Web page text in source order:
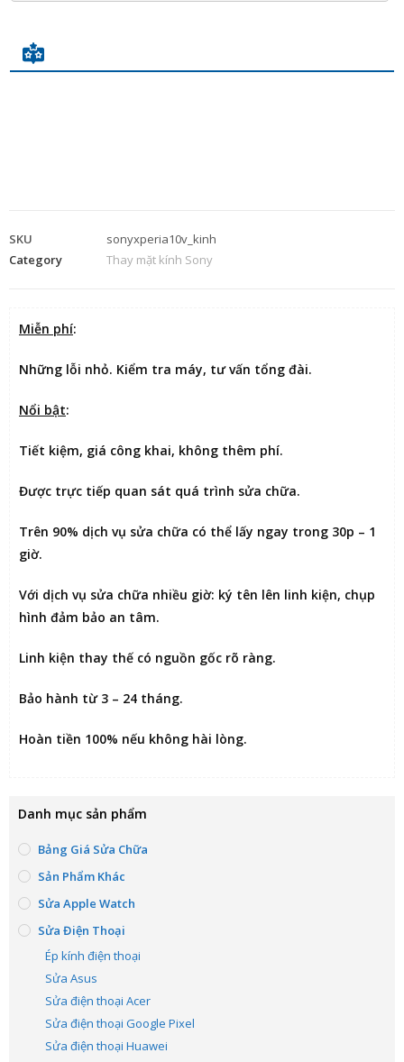
SKU
sonyxperia10v_kinh
Category
Thay mặt kính Sony
Miễn phí:
Những lỗi nhỏ. Kiểm tra máy, tư vấn tổng đài.
Nổi bật:
Tiết kiệm, giá công khai, không thêm phí.
Được trực tiếp quan sát quá trình sửa chữa.
Trên 90% dịch vụ sửa chữa có thể lấy ngay trong 30p – 1
giờ.
Với dịch vụ sửa chữa nhiều giờ: ký tên lên linh kiện, chụp
hình đảm bảo an tâm.
Linh kiện thay thế có nguồn gốc rõ ràng.
Bảo hành từ 3 – 24 tháng.
Hoàn tiền 100% nếu không hài lòng.
Danh mục sản phẩm
Bảng Giá Sửa Chữa
Sản Phẩm Khác
Sửa Apple Watch
Sửa Điện Thoại
Ép kính điện thoại
Sửa Asus
Sửa điện thoại Acer
Sửa điện thoại Google Pixel
Sửa điện thoại Huawei